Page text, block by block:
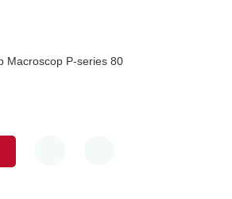
Macroscop P-series 80